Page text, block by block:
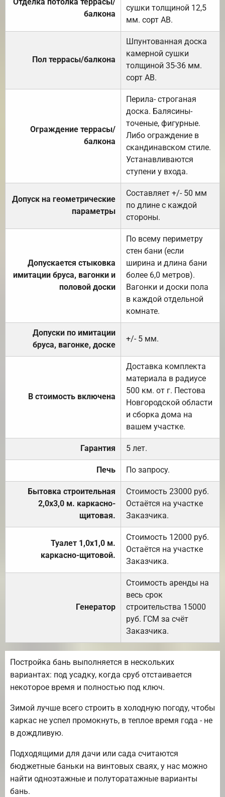
балкона
сушки толщиной 12,5
мм. сорт АВ.
Пол террасы/балкона
Шпунтованная доска
камерной сушки
толщиной 35-36 мм.
сорт АВ.
Ограждение террасы/
балкона
Перила- строганая
доска. Балясины-
точеные, фигурные.
Либо ограждение в
скандинавском стиле.
Устанавливаются
ступени у входа.
Допуск на геометрические
параметры
Составляет +/- 50 мм
по длине с каждой
стороны.
Допускается стыковка
имитации бруса, вагонки и
половой доски
По всему периметру
стен бани (если
ширина и длина бани
более 6,0 метров).
Вагонки и доски пола
в каждой отдельной
комнате.
Допуски по имитации
бруса, вагонке, доске
+/- 5 мм.
В стоимость включена
Доставка комплекта
материала в радиусе
500 км. от г. Пестова
Новгородской области
и сборка дома на
вашем участке.
Гарантия 5 лет.
Печь По запросу.
Бытовка строительная
2,0х3,0 м. каркасно-
щитовая.
Стоимость 23000 руб.
Остаётся на участке
Заказчика.
Туалет 1,0х1,0 м.
каркасно-щитовой.
Стоимость 12000 руб.
Остаётся на участке
Заказчика.
Генератор
Стоимость аренды на
весь срок
строительства 15000
руб. ГСМ за счёт
Заказчика.
Постройка бань выполняется в нескольких
вариантах: под усадку, когда сруб отстаивается
некоторое время и полностью под ключ.
Зимой лучше всего строить в холодную погоду, чтобы
каркас не успел промокнуть, в теплое время года - не
в дождливую.
Подходящими для дачи или сада считаются
бюджетные баньки на винтовых сваях, у нас можно
найти одноэтажные и полуторатажные варианты
бань.